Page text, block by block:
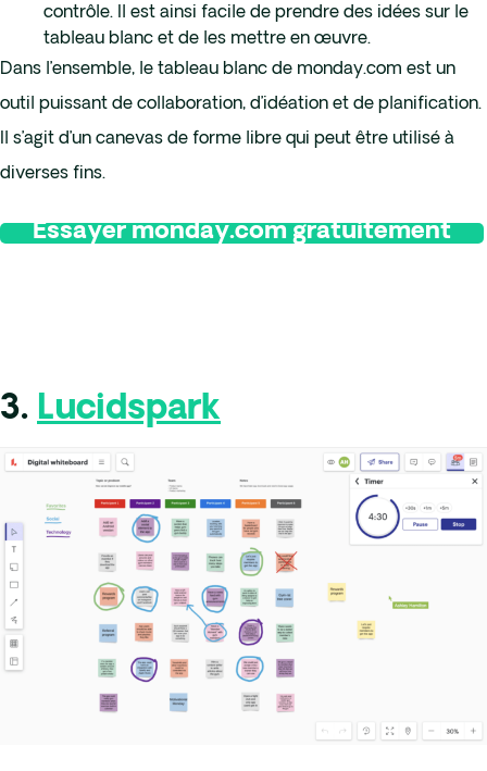
contrôle. Il est ainsi facile de prendre des idées sur le
tableau blanc et de les mettre en œuvre.
Dans l’ensemble, le tableau blanc de monday.com est un
outil puissant de collaboration, d’idéation et de planification.
Il s’agit d’un canevas de forme libre qui peut être utilisé à
diverses fins.
Essayer monday.com gratuitement
3. Lucidspark